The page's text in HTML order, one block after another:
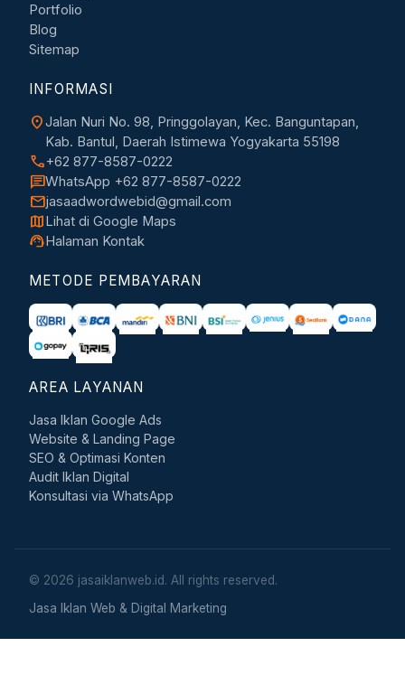
Portfolio
Blog
Sitemap
INFORMASI
location_onJalan Nuri No. 98, Pringgolayan, Kec. Banguntapan,
Kab. Bantul, Daerah Istimewa Yogyakarta 55198
call+62 877-8587-0222
chatWhatsApp +62 877-8587-0222
mailjasaadwordwebid@gmail.com
mapLihat di Google Maps
support_agentHalaman Kontak
METODE PEMBAYARAN
AREA LAYANAN
Jasa Iklan Google Ads
Website & Landing Page
SEO & Optimasi Konten
Audit Iklan Digital
Konsultasi via WhatsApp
© 2026 jasaiklanweb.id. All rights reserved.
Jasa Iklan Web & Digital Marketing